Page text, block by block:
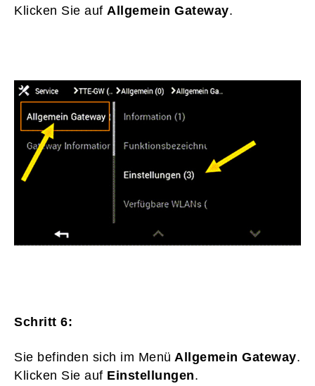
Klicken Sie auf Allgemein Gateway.
Schritt 6:
Sie befinden sich im Menü Allgemein Gateway.
Klicken Sie auf Einstellungen.